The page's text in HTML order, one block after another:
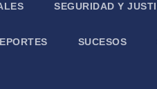
SEGURIDAD Y
SUCESOS